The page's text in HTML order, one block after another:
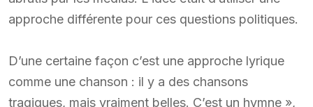
approche différente pour ces questions politiques.
D’une certaine façon c’est une approche lyrique
comme une chanson : il y a des chansons
tragiques, mais vraiment belles. C’est un hymne »,